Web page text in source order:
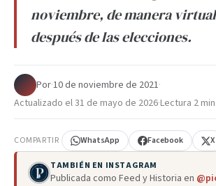
noviembre, de manera
después de las elecciones.
Por·10 de noviembre de 2021·
Actualizado el31 de mayo de 2026·Lectura 2 min
COMPARTIR WhatsApp Facebook X
TAMBIÉN EN INSTAGRAM
Publicada como Feed y Historia en